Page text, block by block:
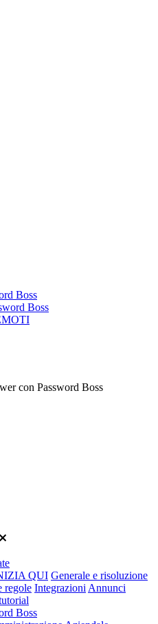
Boss
Boss
con Password Boss
QUI Generale e risoluzione
regole Integrazioni Annunci
Boss